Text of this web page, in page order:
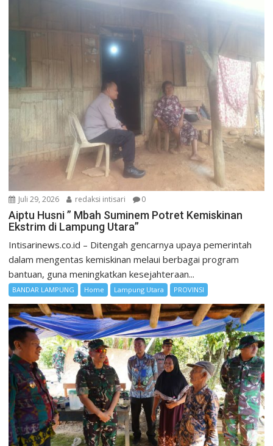
Juli 29, 2026 redaksi intisari 0
Aiptu Husni ” Mbah Suminem Potret Kemiskinan
Ekstrim di Lampung Utara”
Intisarinews.co.id – Ditengah gencarnya upaya pemerintah
dalam mengentas kemiskinan melaui berbagai program
bantuan, guna meningkatkan kesejahteraan...
BANDAR LAMPUNG Home Lampung Utara PROVINSI